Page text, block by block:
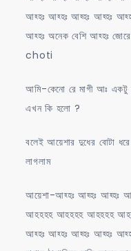
আহ্হঃ আহ্হঃ আহ্হঃ আহ্হঃ
আহ্হঃ অনেক বেশি আহ্হঃ
choti
আমি-কেনো রে মাগী আঃ
এখন কি হলো ?
বলেই আয়েশার দুধের বোটা
লাগলাম
আয়েশা-আহ্হঃ আহ্হঃ আহ্হঃ
আহহহহ আহহহহ আহহহহ
আহ্হঃ আহ্হঃ আহ্হঃ আহ্হঃ